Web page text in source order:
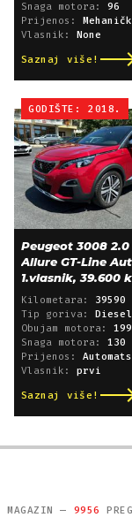
Snaga motora: 96
Prijenos:
Vlasnik: None
Saznaj više!
GODIŠTE: 2018.
Peugeot 3008 2.0
Allure GT-Line
1.vlasnik, 39.600
Kilometara: 39590
Tip goriva: Diesel
Obujam motora:
Snaga motora: 130
Prijenos: Automatski
Vlasnik: prvi
Saznaj više!
MAGAZIN — 9956